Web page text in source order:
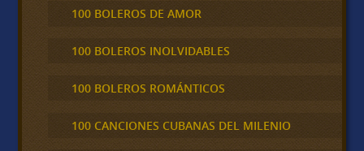
100 BOLEROS DE AMOR
100 BOLEROS INOLVIDABLES
100 BOLEROS ROMÁNTICOS
100 CANCIONES CUBANAS DEL MILENIO